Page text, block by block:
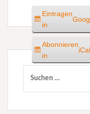
Eintragen
in
Abonnieren
in
iCal